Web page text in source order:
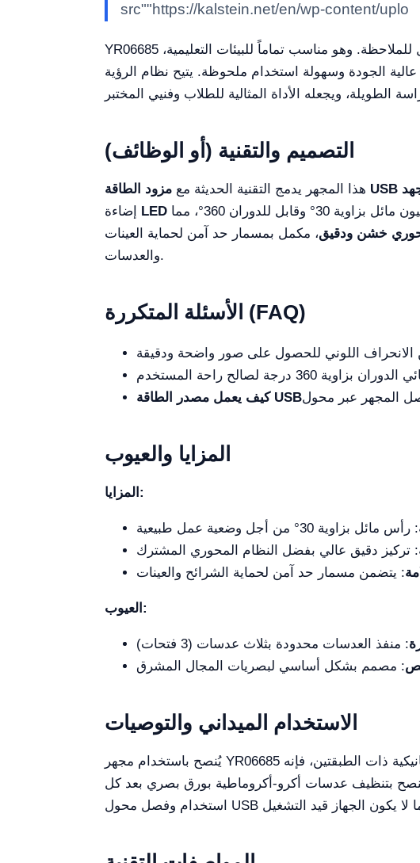
src""https://kalstein.net/en/wp-content/uplo
YR06685 هو مجهر بيولوجي ثنائي العيون دقيق التصميم يهدف إلى توفير حل موثوق وسهل الوصول للملاحظة. وهو مناسب تماماً للبيئات التعليمية،
الجودة وسهولة استخدام ملحوظة. يتيح نظام الرؤية
التصميم والتقنية (أو الوظائف)
هذا المجهر يدمج التقنية الحديثة مع
LED
خشن ودقيق، مكمل بمسمار حد آمن لحماية العينات
والعدسات.
الأسئلة المتكررة (FAQ)
المزايا والعيوب
المزايا:
العيوب:
الاستخدام الميداني والتوصيات
ذات الطبقتين، فإنه
يُنصح بتنظيف عدسات أكرو-أكروماطية بورق بصري بعد كل